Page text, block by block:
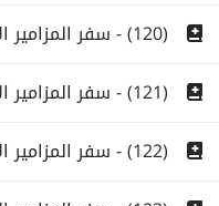
(120) - سفر المزامير الاصحاح المئة والعشرون
(121) - سفر المزامير الاصحاح المئة والحادى والعشرون
(122) - سفر المزامير الاصحاح المئة والثانى والعشرون